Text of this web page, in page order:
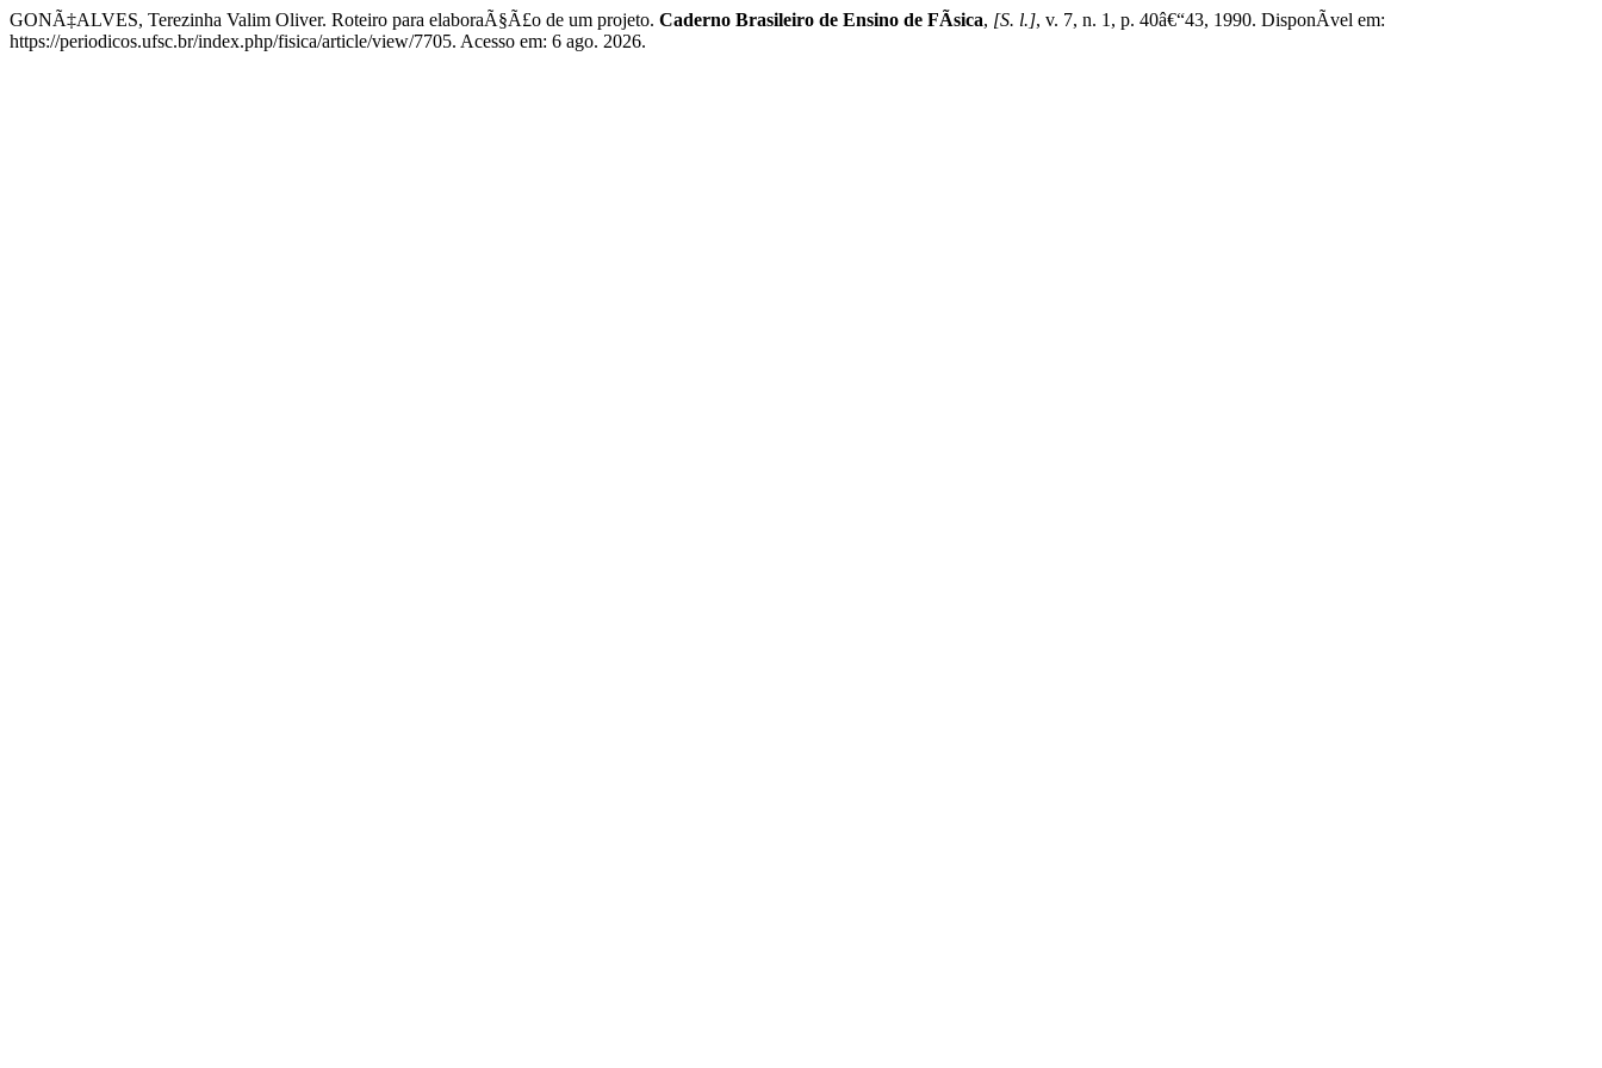
GONÃ‡ALVES, Terezinha Valim Oliver. Roteiro para elaboraÃ§Ã£o de um projeto. Caderno Brasileiro de Ensino de FÃ­sica, [S. l.], v. 7, n. 1, p. 40â€“43, 1990. DisponÃ­vel em:
https://periodicos.ufsc.br/index.php/fisica/article/view/7705. Acesso em: 6 ago. 2026.